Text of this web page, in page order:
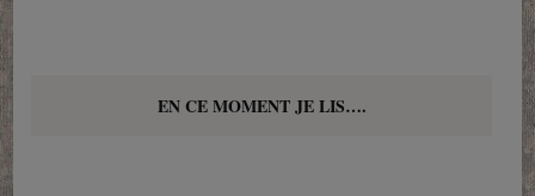
EN CE MOMENT JE LIS….